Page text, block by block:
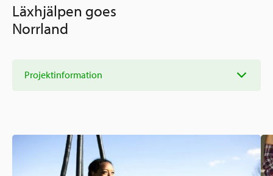
Karta
Berättelser
Våra stöd
Sverige och övriga världen
Utlysningar
Ansök
Frågor och svar
Hur vi arbetar
Verksamhetsberättelser & årsredovisningar
Läxhjälpen goes
Norrland
Projektinformation